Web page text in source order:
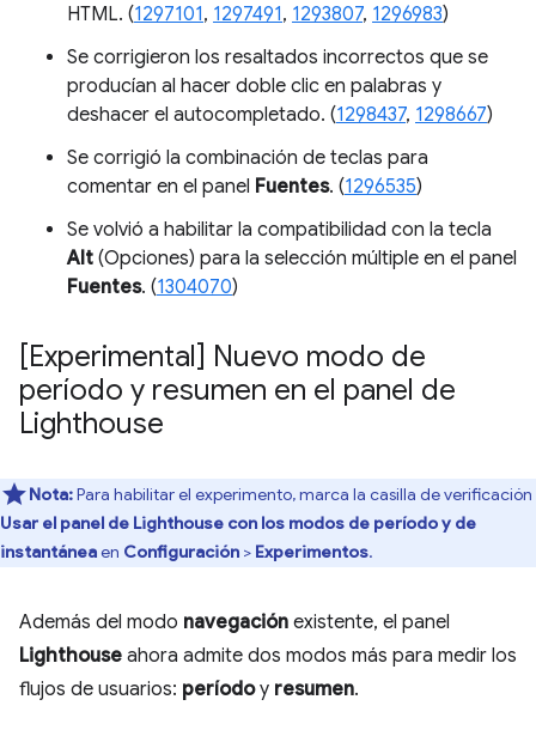
HTML. (1297101, 1297491, 1293807, 1296983)
Se corrigieron los resaltados incorrectos que se
producían al hacer doble clic en palabras y
deshacer el autocompletado. (1298437, 1298667)
Se corrigió la combinación de teclas para
comentar en el panel Fuentes. (1296535)
Se volvió a habilitar la compatibilidad con la tecla
Alt (Opciones) para la selección múltiple en el panel
Fuentes. (1304070)
[Experimental] Nuevo modo de
período y resumen en el panel de
Lighthouse
Nota:Para habilitar el experimento, marca la casilla de verificación
Usar el panel de Lighthouse con los modos de período y de
instantáneaen Configuración > Experimentos.
Además del modo navegación existente, el panel
Lighthouse ahora admite dos modos más para medir los
flujos de usuarios: períodoy resumen.